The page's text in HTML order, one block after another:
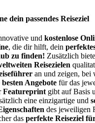
dein passendes Reiseziel
und kostenlose
, die dir hilft, dein
zu finden! Zusätzlich
Reisezielen
an und zeigen, bei
besten Angebote für das
Featureprint gibt auf Basis
eine einzigartige und
des jeweiligen
das perfekte Reiseziel